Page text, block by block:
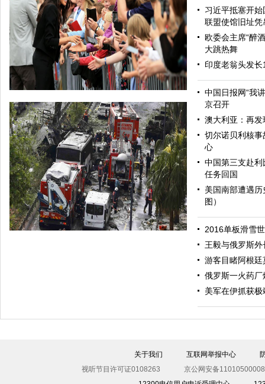
哈里与梅根亮相都柏林街头接受民众欢迎
习近平抵塞开
联盟使馆旧址凭
欧委会主席“醉
大跳热舞
印度老翁头发
中国日报网“我
京召开
澳大利亚：再
切尔诺贝利核
心
中国第三支赴
任务回国
美国南部遭遇
图）
2016单板滑雪
王毅与俄罗斯
游客目睹阿根
俄罗斯一火药
美军在伊抓获极
关于我们 互联网举报中心
视听节目许可证0108263
京公网安备